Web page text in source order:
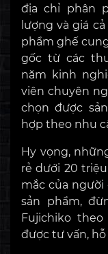
địa chỉ phân
lượng và giá
phẩm ghế
gốc từ các
năm kinh
viên chuyên
chọn được
hợp theo nhu
Hy vọng,
rẻ dưới 20
mắc của
sản phẩm,
Fujichiko theo
được tư vấn,